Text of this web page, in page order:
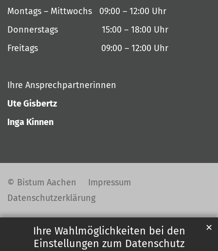
Ihre Wahlmöglichkeiten bei den
Einstellungen zum Datenschutz
✕
Montags – Mittwochs 09:00 – 12:00 Uhr
Donnerstags 15:00 – 18:00 Uhr
Freitags 09:00 – 12:00 Uhr
Ihre Ansprechpartnerinnen
Ute Gisbertz
Inga Kinnen
© Bistum Aachen
Impressum
Datenschutzerklärung